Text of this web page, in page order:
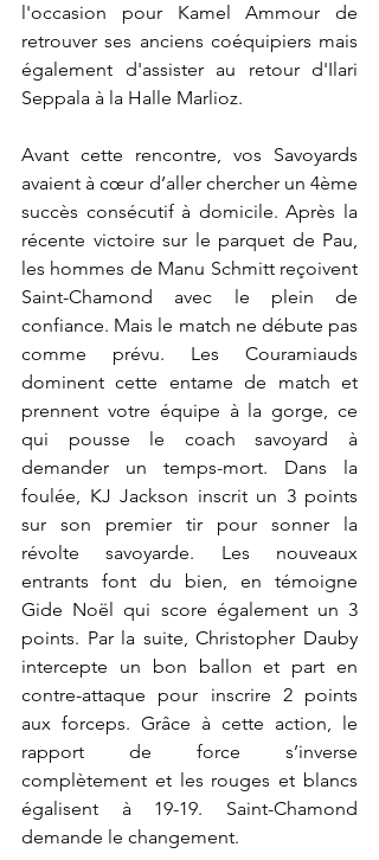
l'occasion pour Kamel Ammour de
retrouver ses anciens coéquipiers mais
également d'assister au retour d'Ilari
Seppala à la Halle Marlioz.
Avant cette rencontre, vos Savoyards
avaient à cœur d’aller chercher un 4ème
succès consécutif à domicile. Après la
récente victoire sur le parquet de Pau,
les hommes de Manu Schmitt reçoivent
Saint-Chamond avec le plein de
confiance. Mais le match ne débute pas
comme prévu. Les Couramiauds
dominent cette entame de match et
prennent votre équipe à la gorge, ce
qui pousse le coach savoyard à
demander un temps-mort. Dans la
foulée, KJ Jackson inscrit un 3 points
sur son premier tir pour sonner la
révolte savoyarde. Les nouveaux
entrants font du bien, en témoigne
Gide Noël qui score également un 3
points. Par la suite, Christopher Dauby
intercepte un bon ballon et part en
contre-attaque pour inscrire 2 points
aux forceps. Grâce à cette action, le
rapport de force s’inverse
complètement et les rouges et blancs
égalisent à 19-19. Saint-Chamond
demande le changement.